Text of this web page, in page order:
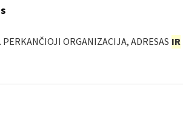
ORGANIZACIJA, ADRESAS IR